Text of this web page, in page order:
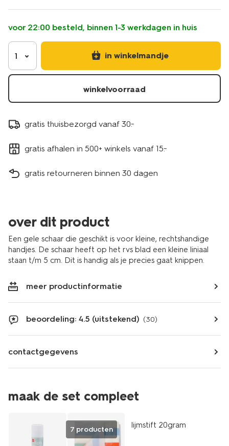
15900092.html
voor 22:00 besteld, binnen 1-3 werkdagen in huis
1 in winkelmandje
winkelvoorraad
gratis thuisbezorgd vanaf 30.-
gratis afhalen in 500+ winkels vanaf 15.-
gratis retourneren binnen 30 dagen
over dit product
Een gele schaar die geschikt is voor kleine, rechtshandige
handjes. De schaar heeft op het rvs blad een kleine liniaal
staan t/m 5 cm. Dit is handig als je precies gaat knippen.
meer productinformatie
beoordeling: 4.5 (uitstekend) (30)
contactgegevens
maak de set compleet
7 producten
vegan
lijmstift 20gram